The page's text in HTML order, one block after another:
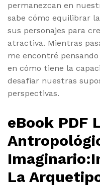
permanezcan en
sabe cómo equilibrar
sus personajes para
atractiva. Mientras
me encontré
en cómo tiene la
desafiar nuestras
perspectivas.
eBook PDF
La